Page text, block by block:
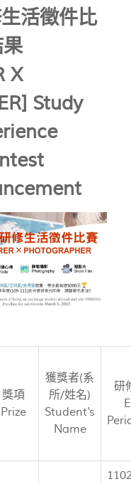
活徵件比
X
Study
獎項
Prize
獲獎者(系
所/姓名)
Student's
Name
研